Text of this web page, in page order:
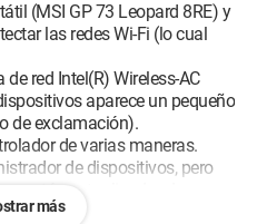
(MSI GP 73 Leopard 8RE) y
las redes Wi-Fi (lo cual
red Intel(R) Wireless-AC
aparece un pequeño
de exclamación).
de varias maneras.
de dispositivos, pero
están actualizados. Luego
el controlador; el mismo
más